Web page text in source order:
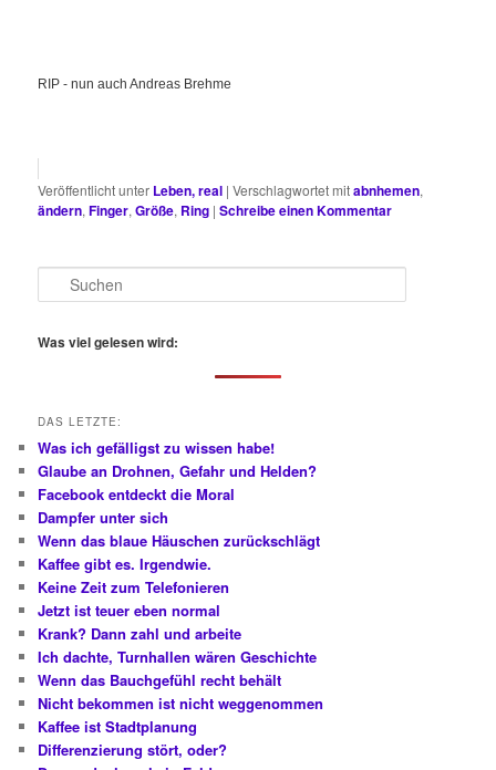
RIP - nun auch Andreas Brehme
Veröffentlicht unter Leben, real |Verschlagwortet mitabnhemen,
ändern,Finger,Größe, Ring |Schreibe einen Kommentar
u
h
Was viel gelesen wird:
DAS LETZTE:
Was ich gefälligst zu wissen habe!
Glaube an Drohnen, Gefahr und Helden?
Facebook entdeckt die Moral
Dampfer unter sich
Wenn das blaue Häuschen zurückschlägt
Kaffee gibt es. Irgendwie.
Keine Zeit zum Telefonieren
Jetzt ist teuer eben normal
Krank? Dann zahl und arbeite
Ich dachte, Turnhallen wären Geschichte
Wenn das Bauchgefühl recht behält
Nicht bekommen ist nicht weggenommen
Kaffee ist Stadtplanung
Differenzierung stört, oder?